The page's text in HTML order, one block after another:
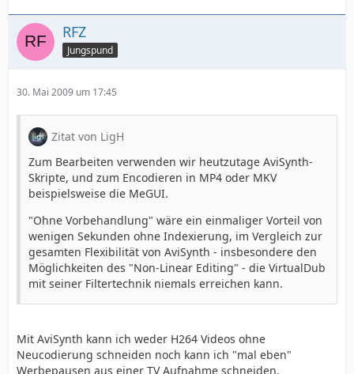
RFZ
Jungspund
30. Mai 2009 um 17:45
Zitat von LigH
Zum Bearbeiten verwenden wir heutzutage AviSynth-
Skripte, und zum Encodieren in MP4 oder MKV
beispielsweise die MeGUI.
"Ohne Vorbehandlung" wäre ein einmaliger Vorteil von
wenigen Sekunden ohne Indexierung, im Vergleich zur
gesamten Flexibilität von AviSynth - insbesondere den
Möglichkeiten des "Non-Linear Editing" - die VirtualDub
mit seiner Filtertechnik niemals erreichen kann.
Mit AviSynth kann ich weder H264 Videos ohne
Neucodierung schneiden noch kann ich "mal eben"
Werbepausen aus einer TV Aufnahme schneiden.